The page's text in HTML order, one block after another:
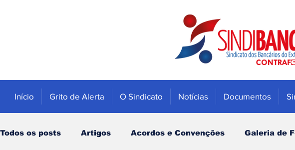
Início Grito de Alerta O Sindicato Notícias Documentos
Todos os posts Artigos Acordos e Convenções Galeria de